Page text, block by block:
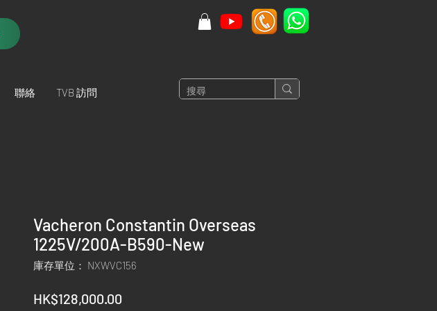
聯絡 TVB 訪問
Vacheron Constantin Overseas
1225V/200A-B590-New
庫存單位： NXWVC156
HK$128,000.00